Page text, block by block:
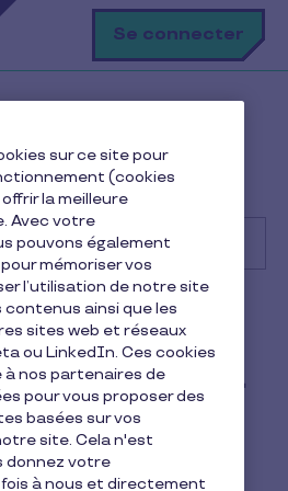
Se connecter
ma Carte Pluxee Cadeaux ?
Cadeaux
je activer ma
Cadeaux ?
15 juin 2026
sur ce site pour
(cookies
la meilleure
Avec votre
pouvons également
mémoriser vos
l’utilisation de notre site
ainsi que les
sites web et réseaux
ou LinkedIn. Ces cookies
nos partenaires de
pour vous proposer des
basées sur vos
site. Cela n'est
donnez votre
à nous et directement